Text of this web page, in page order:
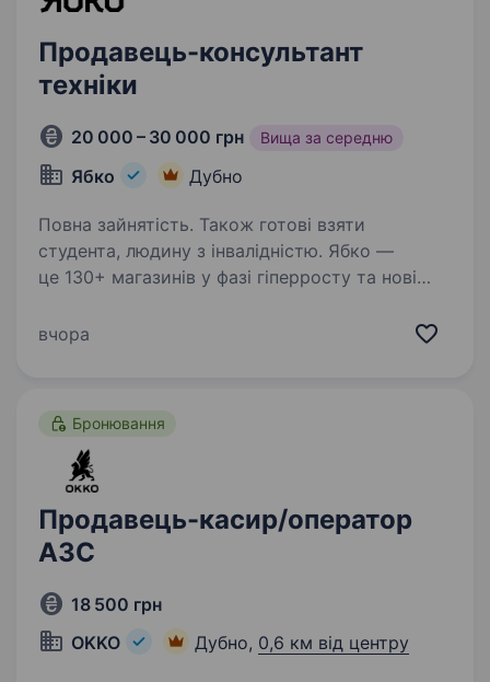
Продавець-консультант
техніки
20 000 – 30 000 грн Вища за середню
Ябко Дубно
Повна зайнятість. Також готові взяти
студента, людину з інвалідністю. Ябко —
це 130+ магазинів у фазі гіперросту та нові
Так-так, ми пропонуємо захопливу подорож
вчора
Бронювання
Продавець-касир/оператор
АЗС
18 500 грн
OKKO
Дубно, 0,6 км від центру